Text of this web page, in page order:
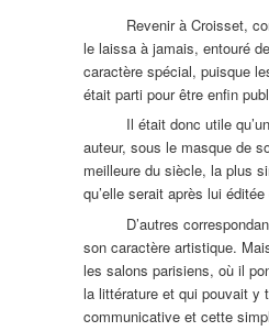
Revenir à Croisset,
le laissa à jamais, entouré
caractère spécial, puisque
était parti pour être enfin
Il était donc utile
auteur, sous le masque de
meilleure du siècle, la plus
qu’elle serait après lui
D’autres
son caractère artistique.
les salons parisiens, où il
la littérature et qui pouvait y
communicative et cette